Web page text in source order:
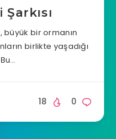
bir ormanın
birlikte yaşadığı
0
18